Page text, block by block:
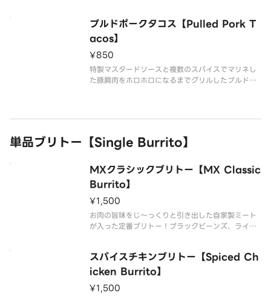
プルドポークタコス【Pulled Pork T
acos】
¥850
特製マスタードソースと複数のスパイスでマリネし
た豚肩肉をホロホロになるまでグリルしたプルドポ
単品ブリトー【Single Burrito】
MXクラシックブリトー【MX Classic
Burrito】
¥1,500
お肉の旨味をじ～っくりと引き出した自家製ミート
が入った定番ブリトー！ブラックビーンズ、ライ
スパイスチキンブリトー【Spiced Ch
icken Burrito】
¥1,500